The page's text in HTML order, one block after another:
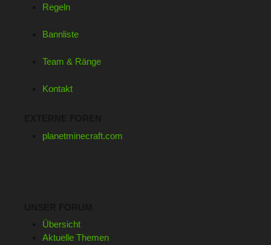
Regeln
Bannliste
Team & Ränge
Kontakt
planetminecraft.com
Übersicht
Aktuelle Themen